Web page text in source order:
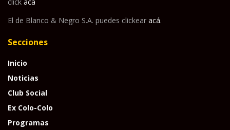
El de Blanco & Negro S.A. puedes clickear acá.
Secciones
Inicio
Noticias
Club Social
Ex Colo-Colo
Programas